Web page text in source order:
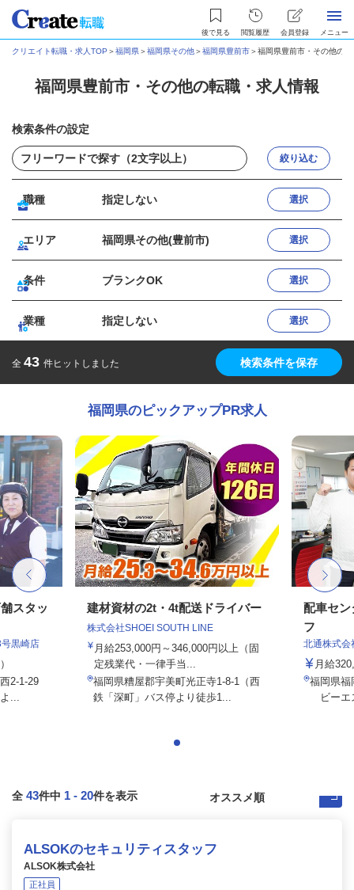
後で見る 閲覧履歴 会員登録 メニュー
クリエイト転職・求人TOP ＞福岡県＞福岡県その他＞福岡県豊前市＞福岡県豊前市・その他の
福岡県豊前市・その他の転職・求人情報
検索条件の設定
絞り込む
職種 指定しない 選択
エリア 福岡県その他(豊前市) 選択
条件 ブランクOK 選択
業種 指定しない 選択
全 43 件ヒットしました 検索条件を保存
福岡県のピックアップPR求人
スタッ
黒崎店
2-1-29
...
建材資材の2t・4t配送ドライバー
株式会社SHOEI SOUTH LINE
月給253,000円～346,000円以上（固
定残業代・一律手当...
福岡県糟屋郡宇美町光正寺1-8-1（西
鉄「深町」バス停より徒歩1...
配車セン
フ
北通株式会
月給
福岡県福
ビーエ
全 43件中 1 - 20件を表示
ALSOKのセキュリティスタッフ
ALSOK株式会社
正社員